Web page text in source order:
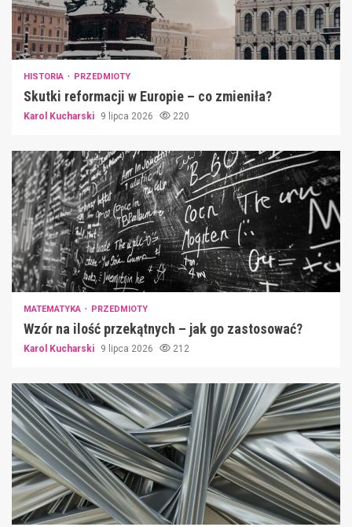
HISTORIA PRZEDMIOTY
Skutki reformacji w Europie – co zmieniła?
Karol Kucharski 9 lipca 2026 220
MATEMATYKA PRZEDMIOTY
Wzór na ilość przekątnych – jak go zastosować?
Karol Kucharski 9 lipca 2026 212